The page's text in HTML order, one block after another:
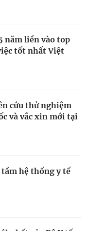
năm liền vào top
tốt nhất Việt
cứu thử nghiệm
và vắc xin mới tại
hệ thống y tế